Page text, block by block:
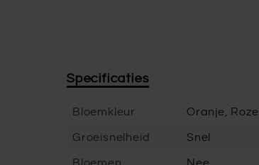
Specificaties
Bloemkleur Oranje, Roze
Groeisnelheid Snel